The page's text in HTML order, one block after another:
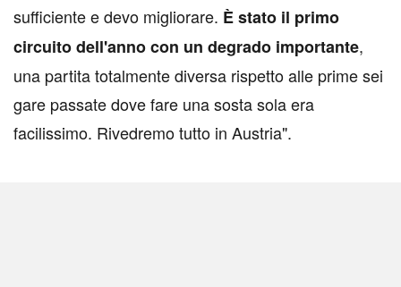
sufficiente e devo migliorare. È stato il primo
circuito dell'anno con un degrado importante,
una partita totalmente diversa rispetto alle prime sei
gare passate dove fare una sosta sola era
facilissimo. Rivedremo tutto in Austria".